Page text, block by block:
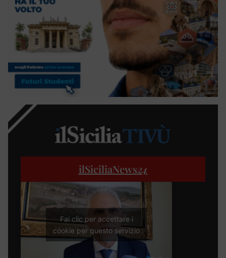
ilSiciliaNews24
Fai clic per accettare i
cookie per questo servizio